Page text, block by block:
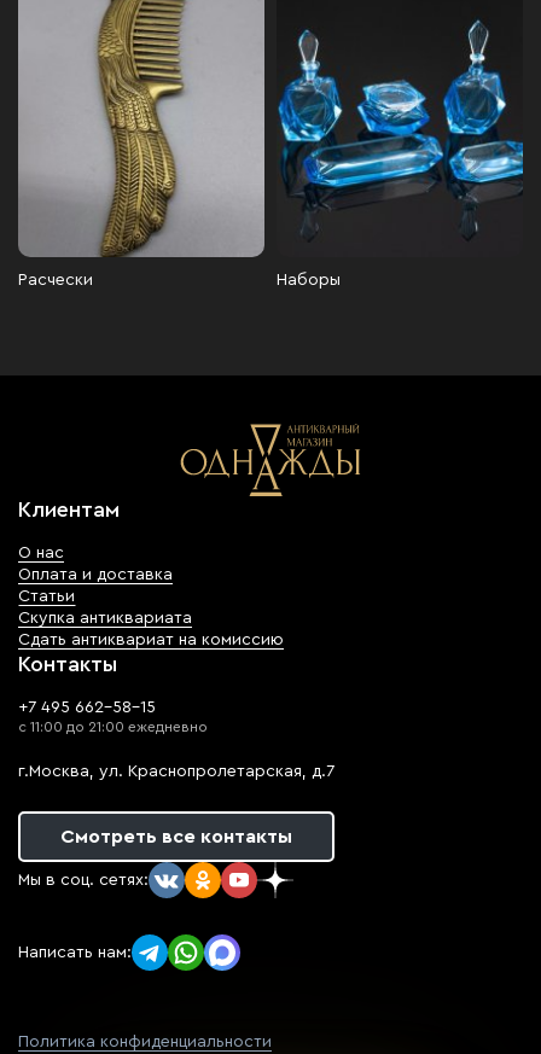
Расчески Наборы
Клиентам
О нас
Оплата и доставка
Статьи
Скупка антиквариата
Сдать антиквариат на комиссию
Контакты
+7 495 662-58-15
с 11:00 до 21:00 ежедневно
г.Москва, ул. Краснопролетарская, д.7
Смотреть все контакты
Мы в соц. сетях:
Написать нам:
Политика конфиденциальности